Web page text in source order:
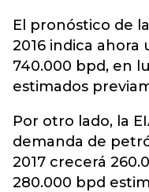
El pronóstico de
2016 indica ahora
740.000 bpd, en
estimados
Por otro lado, la
demanda de
2017 crecerá
280.000 bpd